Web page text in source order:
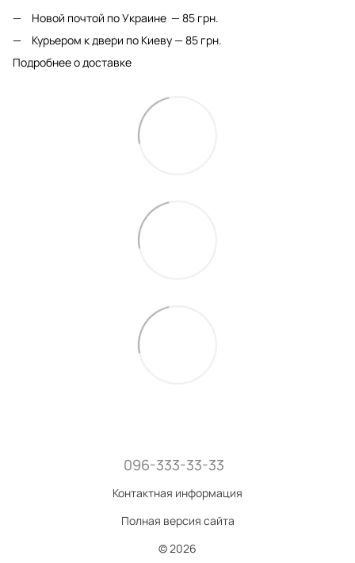
Новой почтой по Украине — 85 грн.
Курьером к двери по Киеву — 85 грн.
Подробнее о доставке
096-333-33-33
Контактная информация
Полная версия сайта
© 2026